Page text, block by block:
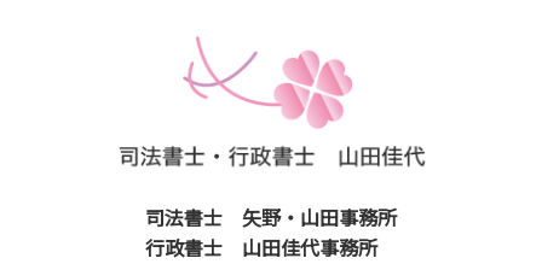
司法書士 矢野・山田事務所
行政書士 山田佳代事務所